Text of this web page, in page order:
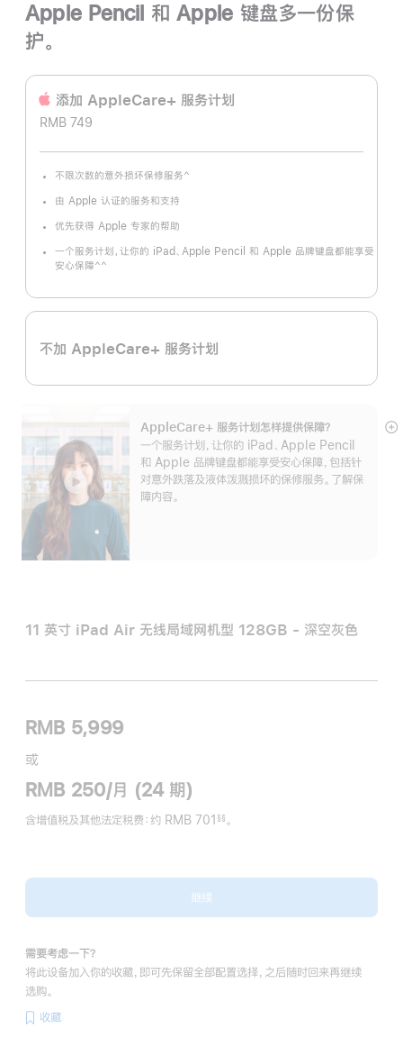
Apple Pencil 和 Apple 键盘多一份保
护。
添加 AppleCare+ 服务计‍划
RMB 749
不限次数的意外损坏保修服务
注
^
由 Apple 认证的服务和支持
优先获得 Apple 专家的帮助
一个服务计划，让你的 iPad、Apple Pencil 和 Apple 品牌键盘都能享受
安心保障^^
不加 AppleCare+ 服务计划
AppleCare+ 服务计划怎样提供保⁠障？
一个服务计划，让你的 iPad、Apple Pencil
和 Apple 品牌键盘都能享受安心保障，包括针
对意外跌落及液体泼溅损坏的保修服务。了解保
障内容。
展
11 英寸 iPad Air 无线局域网机型 128GB - 深空灰色
RMB 5,999
或
RMB 250/月 (24 期)
含增值税及其他法定税费 ：约 RMB 701 §§ 。
继续
需要考虑一下？
将此设备加入你的收藏，即可先保留全部配置选择，之后随时回来再继续
选购。
收藏